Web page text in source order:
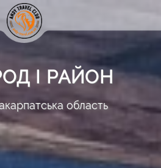
І РАЙОН
область